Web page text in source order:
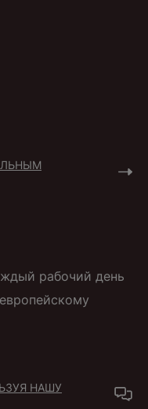
рабочий день
НАШУ